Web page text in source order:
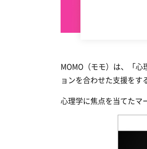
MOMO（モモ）は、「
ョンを合わせた支援をす
心理学に焦点を当てたマ